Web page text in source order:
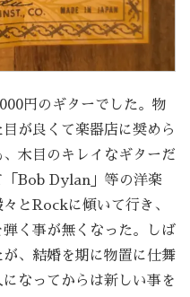
のギターでした。物
が良くて楽器店に奨めら
木目のキレイなギターだ
Bob Dylan」等の洋楽
とRockに傾いて行き、
く事が無くなった。しば
、結婚を期に物置に仕舞
なってからは新しい事を